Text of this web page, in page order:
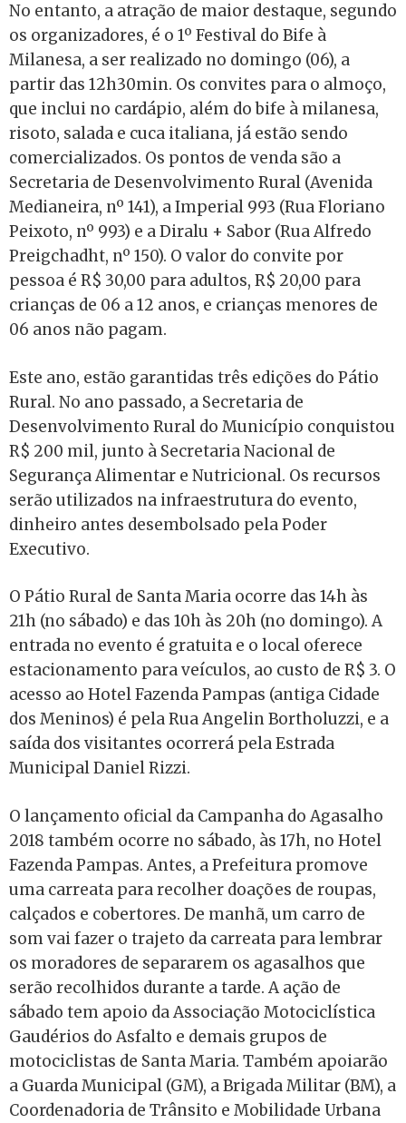
No entanto, a atração de maior destaque, segundo
os organizadores, é o 1º Festival do Bife à
Milanesa, a ser realizado no domingo (06), a
partir das 12h30min. Os convites para o almoço,
que inclui no cardápio, além do bife à milanesa,
risoto, salada e cuca italiana, já estão sendo
comercializados. Os pontos de venda são a
Secretaria de Desenvolvimento Rural (Avenida
Medianeira, nº 141), a Imperial 993 (Rua Floriano
Peixoto, nº 993) e a Diralu + Sabor (Rua Alfredo
Preigchadht, nº 150). O valor do convite por
pessoa é R$ 30,00 para adultos, R$ 20,00 para
crianças de 06 a 12 anos, e crianças menores de
06 anos não pagam.
Este ano, estão garantidas três edições do Pátio
Rural. No ano passado, a Secretaria de
Desenvolvimento Rural do Município conquistou
R$ 200 mil, junto à Secretaria Nacional de
Segurança Alimentar e Nutricional. Os recursos
serão utilizados na infraestrutura do evento,
dinheiro antes desembolsado pela Poder
Executivo.
O Pátio Rural de Santa Maria ocorre das 14h às
21h (no sábado) e das 10h às 20h (no domingo). A
entrada no evento é gratuita e o local oferece
estacionamento para veículos, ao custo de R$ 3. O
acesso ao Hotel Fazenda Pampas (antiga Cidade
dos Meninos) é pela Rua Angelin Bortholuzzi, e a
saída dos visitantes ocorrerá pela Estrada
Municipal Daniel Rizzi.
O lançamento oficial da Campanha do Agasalho
2018 também ocorre no sábado, às 17h, no Hotel
Fazenda Pampas. Antes, a Prefeitura promove
uma carreata para recolher doações de roupas,
calçados e cobertores. De manhã, um carro de
som vai fazer o trajeto da carreata para lembrar
os moradores de separarem os agasalhos que
serão recolhidos durante a tarde. A ação de
sábado tem apoio da Associação Motociclística
Gaudérios do Asfalto e demais grupos de
motociclistas de Santa Maria. Também apoiarão
a Guarda Municipal (GM), a Brigada Militar (BM), a
Coordenadoria de Trânsito e Mobilidade Urbana